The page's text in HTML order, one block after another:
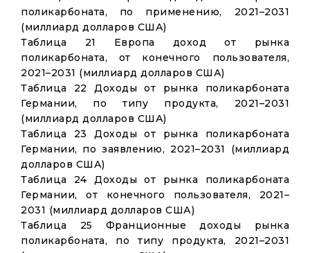
поликарбоната, по применению, 2021–2031
(миллиард долларов США)
Таблица 21 Европа доход от рынка
поликарбоната, от конечного пользователя,
2021–2031 (миллиард долларов США)
Таблица 22 Доходы от рынка поликарбоната
Германии, по типу продукта, 2021–2031
(миллиард долларов США)
Таблица 23 Доходы от рынка поликарбоната
Германии, по заявлению, 2021–2031 (миллиард
долларов США)
Таблица 24 Доходы от рынка поликарбоната
Германии, от конечного пользователя, 2021–
2031 (миллиард долларов США)
Таблица 25 Франционные доходы рынка
поликарбоната, по типу продукта, 2021–2031